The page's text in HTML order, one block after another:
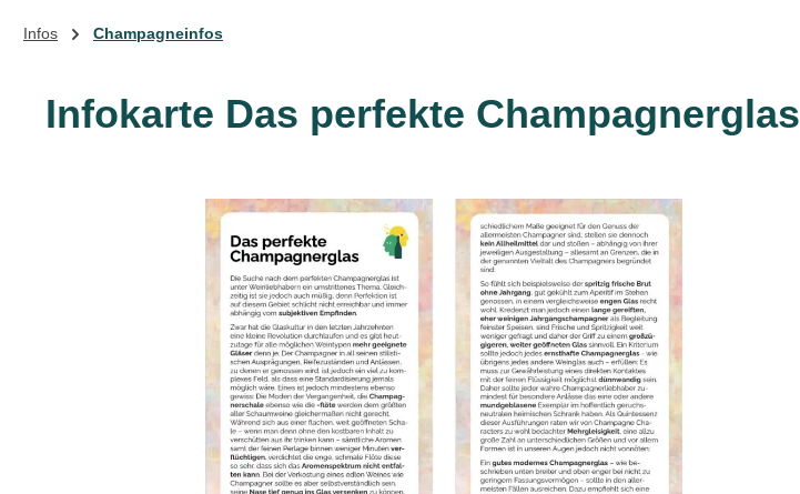
Infos Champagneinfos
Infokarte Das perfekte Champagnerglas
Bildergalerie überspringen